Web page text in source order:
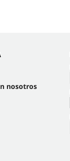
nosotros